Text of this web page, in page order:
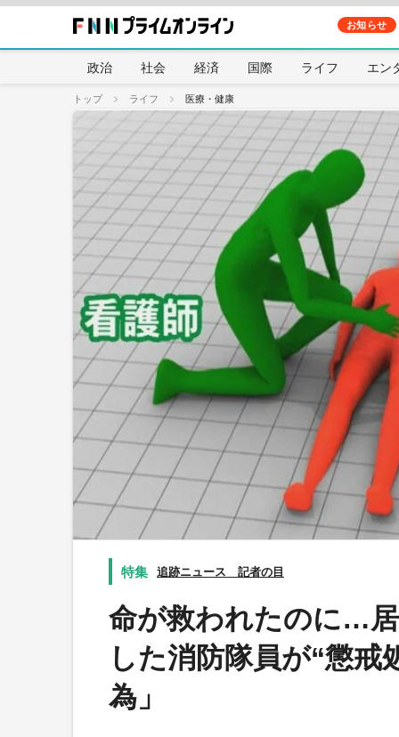
お知らせ
政治 社会 経済 国際 ライフ エン
トップ ライフ 医療・健康
追跡ニュース 記者の目
命が救われたのに…
した消防隊員が“懲戒
為」